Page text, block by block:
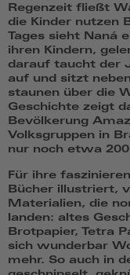
Regenzeit fließt
die Kinder nutzen
Tages sieht Naná
ihren Kindern,
darauf taucht der
auf und sitzt
staunen über die
Geschichte zeigt
Bevölkerung
Volksgruppen in
nur noch etwa
Für ihre
Bücher illustriert,
Materialien, die
landen: altes
Brotpapier, Tetra
sich wunderbar
mehr. So auch in